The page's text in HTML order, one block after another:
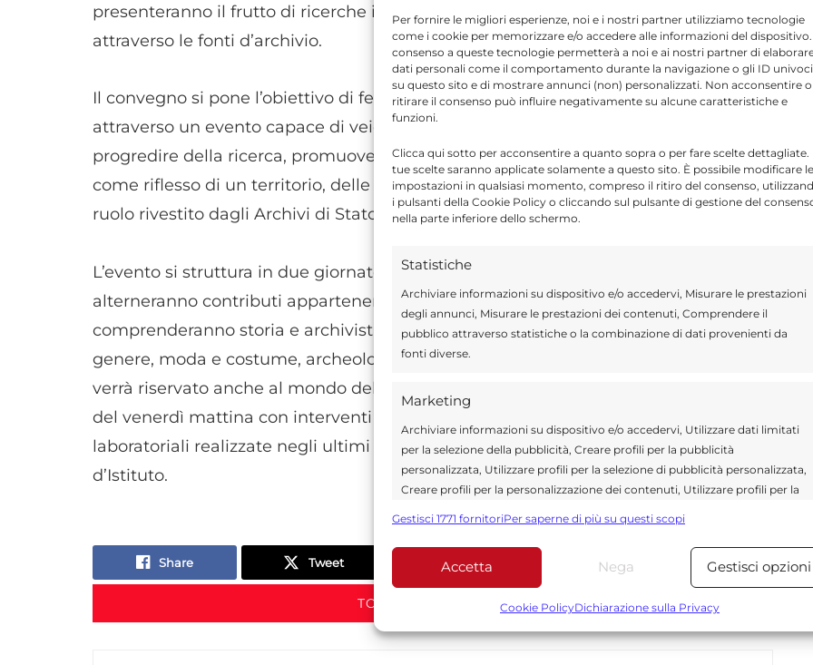
Per fornire le migliori esperienze, noi e i nostri partner utilizziamo tecnologie
come i cookie per memorizzare e/o accedere alle informazioni del
consenso a queste tecnologie permetterà a noi e ai nostri partner di
dati personali come il comportamento durante la navigazione o gli ID univoci
su questo sito e di mostrare annunci (non) personalizzati. Non acconsentire o
ritirare il consenso può influire negativamente su alcune caratteristiche e
funzioni.
Clicca qui sotto per acconsentire a quanto sopra o per fare scelte dettagliate.
tue scelte saranno applicate solamente a questo sito. È possibile modificare le
impostazioni in qualsiasi momento, compreso il ritiro del consenso,
i pulsanti della Cookie Policy o cliccando sul pulsante di gestione del
nella parte inferiore dello schermo.
Statistiche
Archiviare informazioni su dispositivo e/o accedervi, Misurare le prestazioni
degli annunci, Misurare le prestazioni dei contenuti, Comprendere il
pubblico attraverso statistiche o la combinazione di dati provenienti da
fonti diverse.
Marketing
Archiviare informazioni su dispositivo e/o accedervi, Utilizzare dati limitati
per la selezione della pubblicità, Creare profili per la pubblicità
personalizzata, Utilizzare profili per la selezione di pubblicità personalizzata,
Creare profili per la personalizzazione dei contenuti, Utilizzare profili per la
Utilizzare dati limitati per la selezione dei contenuti.
Funzionalità Sempre
Abbinare e combinare dati provenienti da altre fonti di dati,
Gestisci 1771 fornitoriPer saperne di più su questi scopi
Accetta Nega Gestisci opzioni
Cookie PolicyDichiarazione sulla Privacy
presenteranno il frutto di ricerche innovative dedicate al territorio ibleo, indagato
attraverso le fonti d’archivio.
Il convegno si pone l’obiettivo di festeggiare l’anniversario dell’Archivio di Stato
attraverso un evento capace di veicolare contenuti scientifici, giovando al
progredire della ricerca, promuovendo la ricchezza del patrimonio archivistico
come riflesso di un territorio, delle sue istituzioni e della sua storia, ricordando l’alto
ruolo rivestito dagli Archivi di Stato.
L’evento si struttura in due giornate, per un totale di quattro sessioni, in cui si
alterneranno contributi appartenenti ad aree tematiche eterogenee, le quali
comprenderanno storia e archivistica, arte e filologia, architettura e storia di
genere, moda e costume, archeologia, economia e politica. Uno spazio particolare
verrà riservato anche al mondo della scuola, protagonista nella primissima parte
del venerdì mattina con interventi dedicati ad alcune delle esperienze didattiche e
laboratoriali realizzate negli ultimi mesi in Archivio, nell’ambito dei servizi educativi
d’Istituto.
Share Tweet Send Share
TORNA IN CULTURA